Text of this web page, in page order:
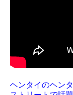
ヘンタイのヘン